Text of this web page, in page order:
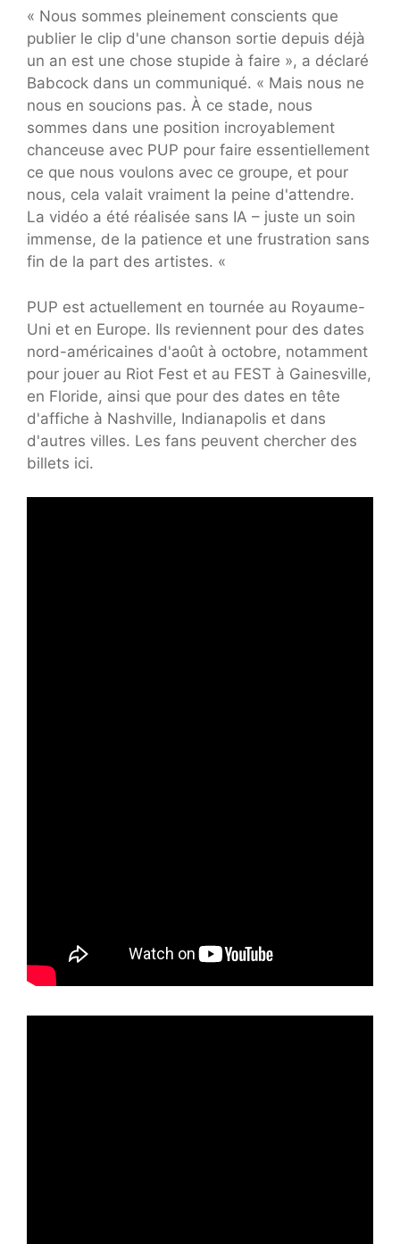
« Nous sommes pleinement conscients que
publier le clip d'une chanson sortie depuis déjà
un an est une chose stupide à faire », a déclaré
Babcock dans un communiqué. « Mais nous ne
nous en soucions pas. À ce stade, nous
sommes dans une position incroyablement
chanceuse avec PUP pour faire essentiellement
ce que nous voulons avec ce groupe, et pour
nous, cela valait vraiment la peine d'attendre.
La vidéo a été réalisée sans IA – juste un soin
immense, de la patience et une frustration sans
fin de la part des artistes. «
PUP est actuellement en tournée au Royaume-
Uni et en Europe. Ils reviennent pour des dates
nord-américaines d'août à octobre, notamment
pour jouer au Riot Fest et au FEST à Gainesville,
en Floride, ainsi que pour des dates en tête
d'affiche à Nashville, Indianapolis et dans
d'autres villes. Les fans peuvent chercher des
billets ici.